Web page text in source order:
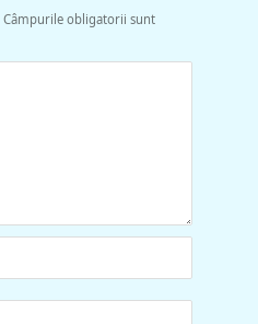
Câmpurile obligatorii sunt